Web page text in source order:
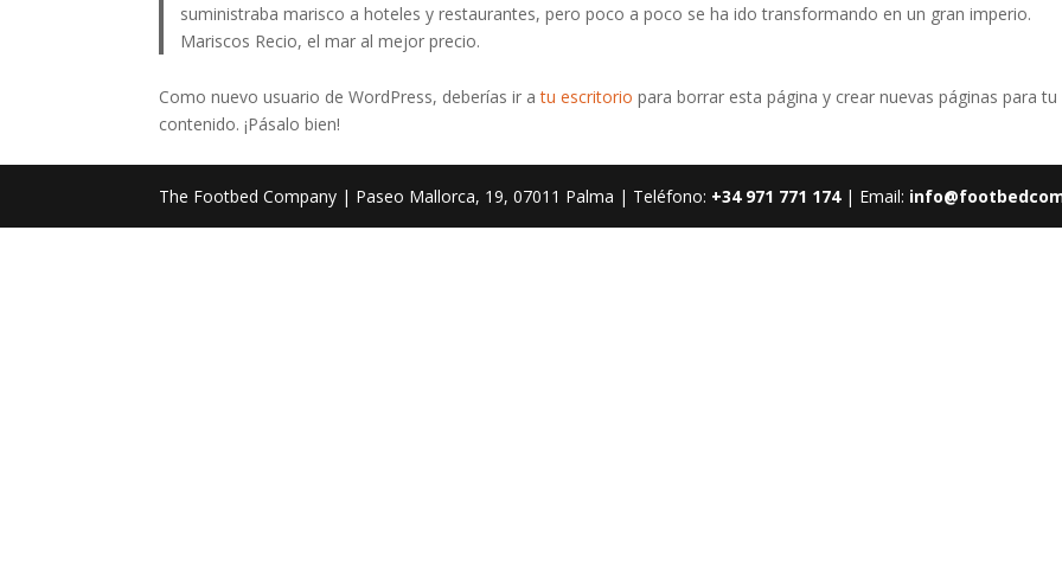
suministraba marisco a hoteles y restaurantes, pero poco a poco se ha ido transformando en un gran imperio.
Mariscos Recio, el mar al mejor precio.
Como nuevo usuario de WordPress, deberías ir atu escritorio para borrar esta página y crear nuevas páginas para tu
contenido. ¡Pásalo bien!
The Footbed Company | Paseo Mallorca, 19, 07011 Palma | Teléfono: +34 971 771 174| Email: